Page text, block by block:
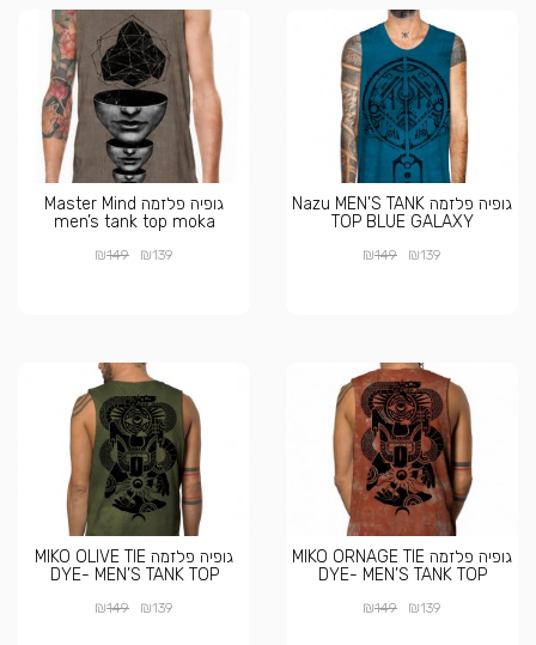
גופיה פלזמה Nazu MEN’S TANK
TOP BLUE GALAXY
₪139
₪149
גופיה פלזמה Master Mind
men’s tank top moka
₪139
₪149
גופיה פלזמה MIKO ORNAGE TIE
DYE- MEN’S TANK TOP
₪139
₪149
גופיה פלזמה MIKO OLIVE TIE
DYE- MEN’S TANK TOP
₪139
₪149